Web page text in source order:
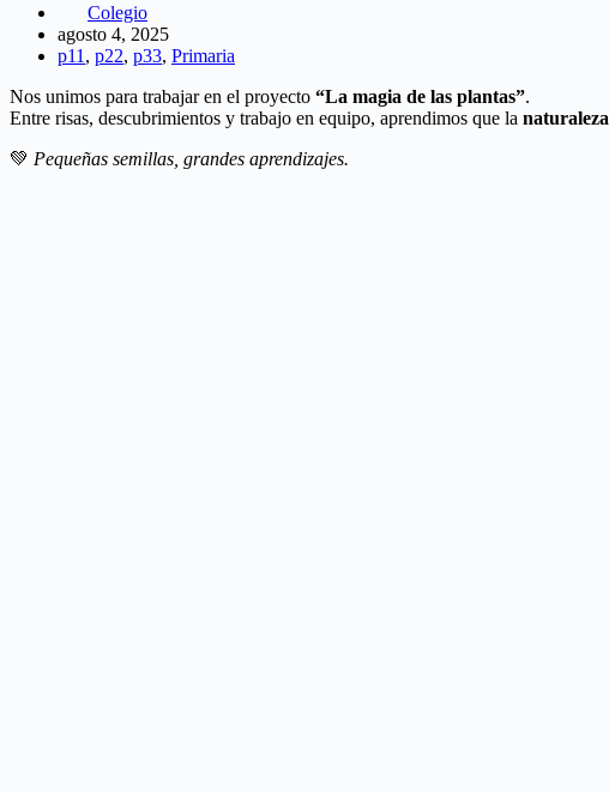
Colegio
agosto 4, 2025
p11 , p22, p33, Primaria
Nos unimos para trabajar en el proyecto “La magia de las plantas”.
Entre risas, descubrimientos y trabajo en equipo, aprendimos que la naturaleza
💚 Pequeñas semillas, grandes aprendizajes.